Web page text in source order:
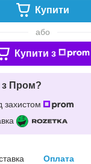
Купити
або
Купити з
з Пром?
захистом
Оплата